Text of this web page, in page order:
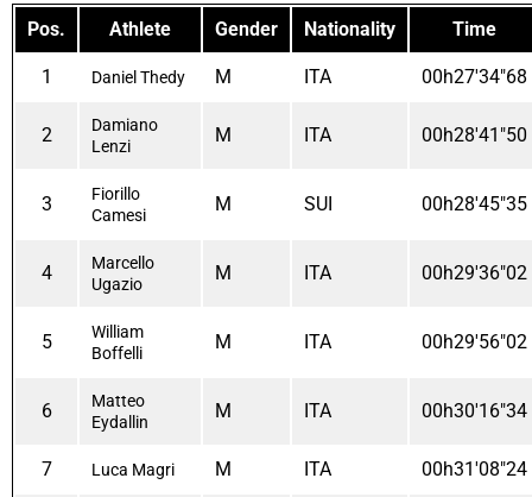
Pos. Athlete Gender Nationality Time
1 Daniel Thedy M ITA 00h27'34"68
2
Damiano
Lenzi
M ITA 00h28'41"50
3
Fiorillo
Camesi
M SUI 00h28'45"35
4
Marcello
Ugazio
M ITA 00h29'36"02
5
William
Boffelli
M ITA 00h29'56"02
6
Matteo
Eydallin
M ITA 00h30'16"34
7 Luca Magri M ITA 00h31'08"24